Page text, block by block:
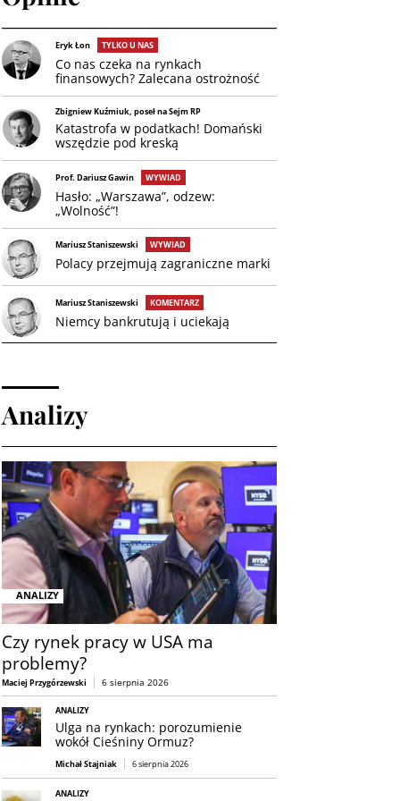
Eryk Łon TYLKO U NAS
Co nas czeka na rynkach
finansowych? Zalecana ostrożność
Zbigniew Kuźmiuk, poseł na Sejm RP
Katastrofa w podatkach! Domański
wszędzie pod kreską
Prof. Dariusz Gawin WYWIAD
Hasło: „Warszawa”, odzew:
„Wolność”!
Mariusz Staniszewski WYWIAD
Polacy przejmują zagraniczne marki
Mariusz Staniszewski KOMENTARZ
Niemcy bankrutują i uciekają
Analizy
ANALIZY
Czy rynek pracy w USA ma
problemy?
Maciej Przygórzewski 6 sierpnia 2026
ANALIZY
Ulga na rynkach: porozumienie
wokół Cieśniny Ormuz?
Michał Stajniak 6 sierpnia 2026
ANALIZY